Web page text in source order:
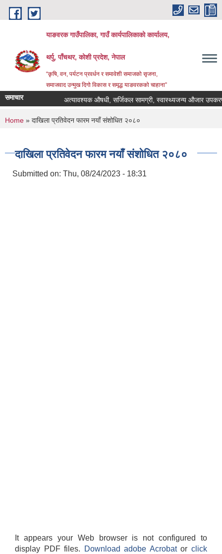
Skip to main content
याङवरक गाउँपालिका, गाउँ कार्यपालिकाको कार्यालय,
थर्पु, पाँचथर, कोशी प्रदेश, नेपाल
“कृषि, वन, पर्यटन प्रवर्धन र समावेशी समाजको सृजना,
समाजवाद उन्मुख दिगो विकास र समृद्ध याङवरकको चाहाना”
समाचार अत्यावश्यक औषधी, सर्जिकल सामग्री, स्वास्थ्यजन्य औजार
You are here
Home » दाखिला प्रतिवेदन फारम नयाँ संशोधित २०८०
दाखिला प्रतिवेदन फारम नयाँ संशोधित २०८०
Submitted on: Thu, 08/24/2023 - 18:31
It appears your Web browser is not configured to
display PDF files.
Download adobe Acrobatorclick